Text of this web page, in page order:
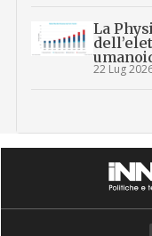
La
22 Lug